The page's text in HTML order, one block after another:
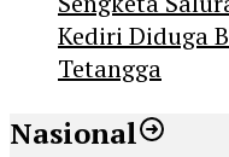
Kediri Diduga
Tetangga
Nasional